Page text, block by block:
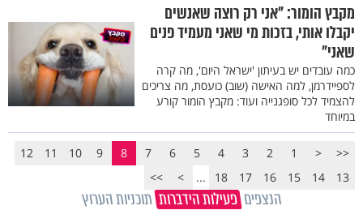
מקבץ הומור: "אני רק רוצה שאנשים
יקבלו אותי, בזכות מי שאני מעמיד פנים
שאני"
כמה עובדים יש בעיתון 'ישראל היום', מה קרה
לספיידרמן, למה האישה (שוב) כועסת, מה צריכים
להצמיד לכל סופגנייה ועוד: מקבץ הומור קורע
במיוחד
<<
<
1
2
3
4
5
6
7
8
9
10
11
12
13
14
15
16
17
18
...
>
>>
הנצפים פעילות הידברות תוכניות הערוץ